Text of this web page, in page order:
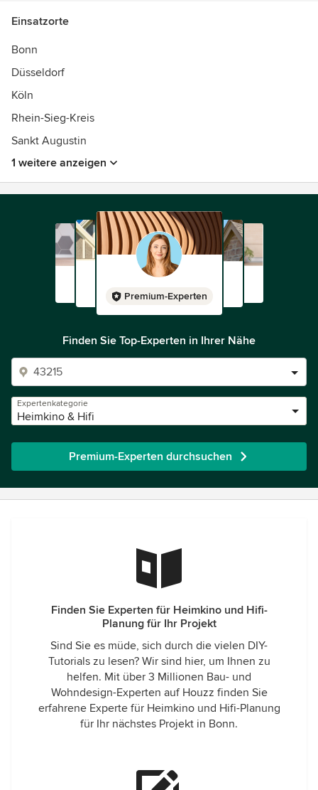
Einsatzorte
Bonn
Düsseldorf
Köln
Rhein-Sieg-Kreis
Sankt Augustin
1 weitere anzeigen
Premium-Experten
Finden Sie Top-Experten in Ihrer Nähe
Expertenkategorie
Heimkino & Hifi
Premium-Experten durchsuchen
Finden Sie Experten für Heimkino und Hifi-
Planung für Ihr Projekt
Sind Sie es müde, sich durch die vielen DIY-
Tutorials zu lesen? Wir sind hier, um Ihnen zu
helfen. Mit über 3 Millionen Bau- und
Wohndesign-Experten auf Houzz finden Sie
erfahrene Experte für Heimkino und Hifi-Planung
für Ihr nächstes Projekt in Bonn.